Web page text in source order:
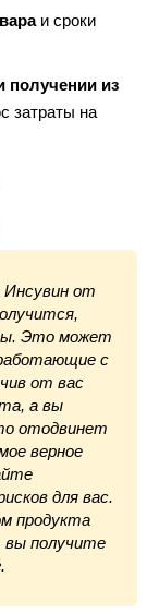
и сроки
получении из
затраты на
от
Это может
с
от вас
а вы
отодвинет
верное
для вас.
продукта
вы получите